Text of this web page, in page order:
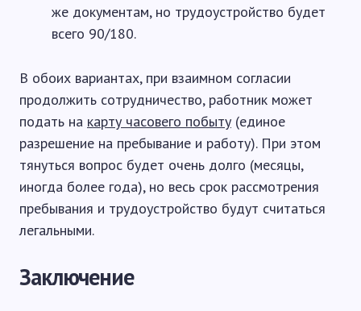
же документам, но трудоустройство будет
всего 90/180.
В обоих вариантах, при взаимном согласии
продолжить сотрудничество, работник может
подать на карту часовего побыту (единое
разрешение на пребывание и работу). При этом
тянуться вопрос будет очень долго (месяцы,
иногда более года), но весь срок рассмотрения
пребывания и трудоустройство будут считаться
легальными.
Заключение